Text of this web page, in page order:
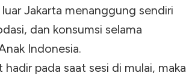
Jakarta menanggung sendiri
dan konsumsi selama
Indonesia.
pada saat sesi di mulai, maka